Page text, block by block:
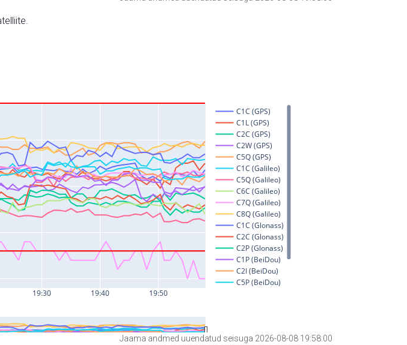
Jaama andmed uuendatud seisuga 2026-08-08 19:58:00